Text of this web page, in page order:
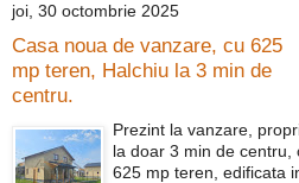
joi, 30 octombrie 2025
Casa noua de vanzare, cu 625
mp teren, Halchiu la 3 min de
centru.
Prezint la vanzare,
la doar 3 min de centru,
625 mp teren, edificata